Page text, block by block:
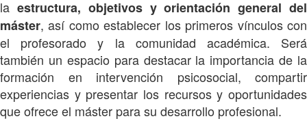
la estructura, objetivos y orientación general del
máster, así como establecer los primeros vínculos con
el profesorado y la comunidad académica. Será
también un espacio para destacar la importancia de la
formación en intervención psicosocial, compartir
experiencias y presentar los recursos y oportunidades
que ofrece el máster para su desarrollo profesional.